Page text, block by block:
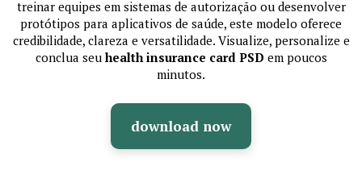
treinar equipes em sistemas de autorização ou desenvolver
protótipos para aplicativos de saúde, este modelo oferece
credibilidade, clareza e versatilidade. Visualize, personalize e
conclua seu health insurance card PSD em poucos
minutos.
download now